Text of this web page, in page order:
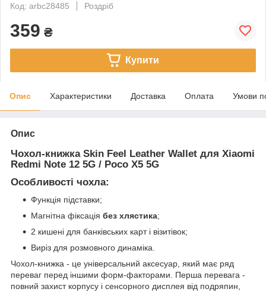
Код: arbc28485
Роздріб
359 ₴
Купити
Опис Характеристики Доставка Оплата Умови
Опис
Чохол-книжка Skin Feel Leather Wallet для Xiaomi
Redmi Note 12 5G / Poco X5 5G
Особливості чохла:
Функція підставки;
Магнітна фіксація без хлястика;
2 кишені для банківських карт і візитівок;
Виріз для розмовного динаміка.
Чохол-книжка - це універсальний аксесуар, який має ряд
переваг перед іншими форм-факторами. Перша перевага -
повний захист корпусу і сенсорного дисплея від подряпин,